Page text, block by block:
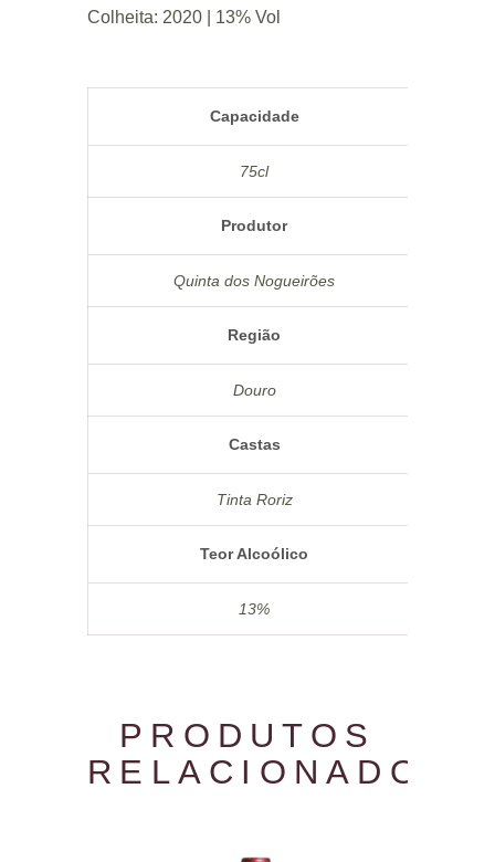
Colheita: 2020 | 13% Vol
Capacidade
75cl
Produtor
Quinta dos Nogueirões
Região
Douro
Castas
Tinta Roriz
Teor Alcoólico
13%
PRODUTOS
RELACIONADOS